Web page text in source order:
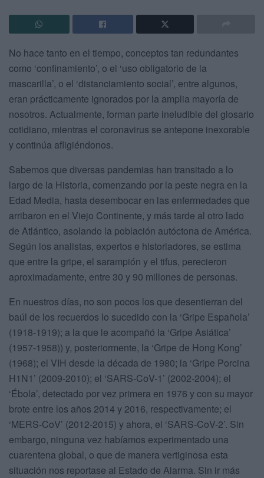
No hace tanto en el tiempo, conceptos tan redundantes
como ‘confinamiento’, o el ‘uso obligatorio de la
mascarilla’, o el ‘distanciamiento social’, entre algunos,
eran prácticamente ignorados por la amplia mayoría de
nosotros. Actualmente, forman parte ineludible del glosario
cotidiano, mientras el coronavirus se antepone inexorable
y continúa afligiéndonos.
Sabemos que diversas pandemias han transitado a lo
largo de la Historia, comenzando por la peste negra en la
Edad Media, hasta desembocar en las enfermedades que
arribaron en el Viejo Continente, y más tarde al otro lado
de Atlántico, asolando la población autóctona de América.
Según los analistas, expertos e historiadores, se estima
que entre la gripe, el sarampión y el tifus, perecieron
aproximadamente, entre 30 y 90 millones de personas.
En nuestros días, no son pocos los que desentierran del
baúl de los recuerdos lo sucedido con la ‘Gripe Española’
(1918-1919); a la que le acompañó la ‘Gripe Asiática’
(1957-1958)) y, posteriormente, la ‘Gripe de Hong Kong’
(1968); el VIH desde la década de 1980; la ‘Gripe Porcina
H1N1’ (2009-2010); el ‘SARS-CoV-1’ (2002-2004); el
‘Ébola’, detectado por vez primera en 1976 y con su mayor
brote entre los años 2014 y 2016, respectivamente; el
‘MERS-CoV’ (2012-2015) y ahora, el ‘SARS-CoV-2’. Sin
embargo, ninguna vez habíamos experimentado una
cuarentena global, o que de manera vertiginosa esta
situación nos reportase al Estado de Alarma. Sin ir más